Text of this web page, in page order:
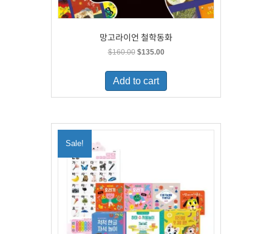
망고라이언 철학동화
$160.00 Original
was:
$160.00.
$135.00Current
is:
Add to cart
Sale!